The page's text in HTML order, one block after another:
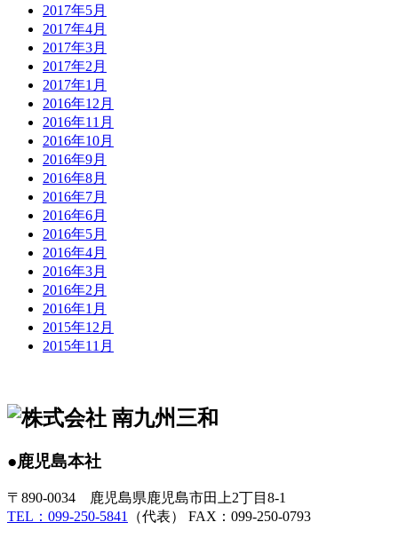
2017年5月
2017年4月
2017年3月
2017年2月
2017年1月
2016年12月
2016年11月
2016年10月
2016年9月
2016年8月
2016年7月
2016年6月
2016年5月
2016年4月
2016年3月
2016年2月
2016年1月
2015年12月
2015年11月
●鹿児島本社
〒890-0034 鹿児島県鹿児島市田上2丁目8-1
TEL：099-250-5841
（代表） FAX：099-250-0793